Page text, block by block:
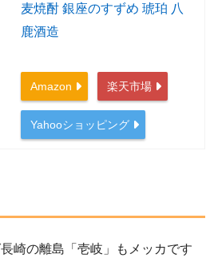
麦焼酎 銀座のすずめ 琥珀 八
鹿酒造
Amazon 楽天市場
Yahooショッピング
崎の離島「壱岐」もメッカです